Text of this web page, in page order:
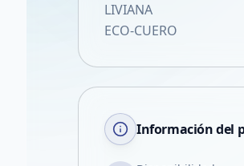
LIVIANA
ECO-CUERO
Información del